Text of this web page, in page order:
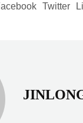
Twitter